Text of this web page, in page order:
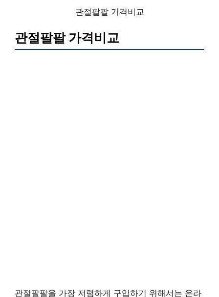
관절팔팔 가격비교
관절팔팔 가격비교
관절팔팔을 가장 저렴하게 구입하기 위해서는 온라